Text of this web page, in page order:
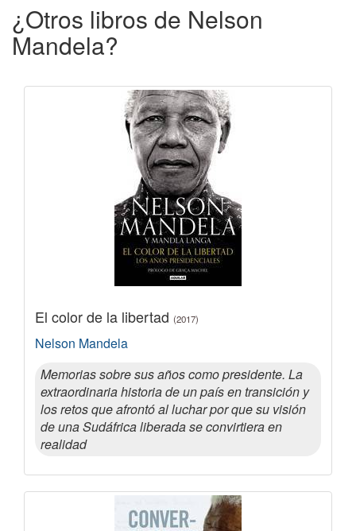
¿Otros libros de Nelson
Mandela?
El color de la libertad (2017)
Nelson Mandela
Memorias sobre sus años como presidente. La
extraordinaria historia de un país en transición y
los retos que afrontó al luchar por que su visión
de una Sudáfrica liberada se convirtiera en
realidad